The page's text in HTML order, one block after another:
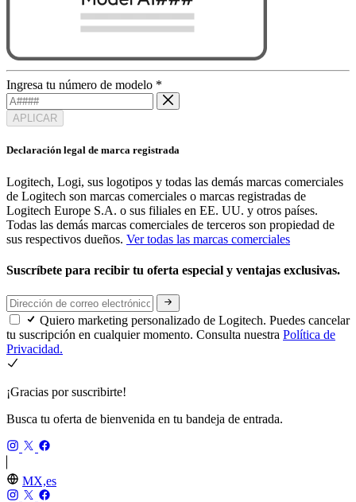
Ingresa tu número de modelo *
APLICAR
Declaración legal de marca registrada
Logitech, Logi, sus logotipos y todas las demás marcas comerciales
de Logitech son marcas comerciales o marcas registradas de
Logitech Europe S.A. o sus filiales en EE. UU. y otros países.
Todas las demás marcas comerciales de terceros son propiedad de
sus respectivos dueños. Ver todas las marcas comerciales
Suscríbete para recibir tu oferta especial y ventajas exclusivas.
Quiero marketing personalizado de Logitech. Puedes cancelar
tu suscripción en cualquier momento. Consulta nuestra Política de
Privacidad.
¡Gracias por suscribirte!
Busca tu oferta de bienvenida en tu bandeja de entrada.
MX,es